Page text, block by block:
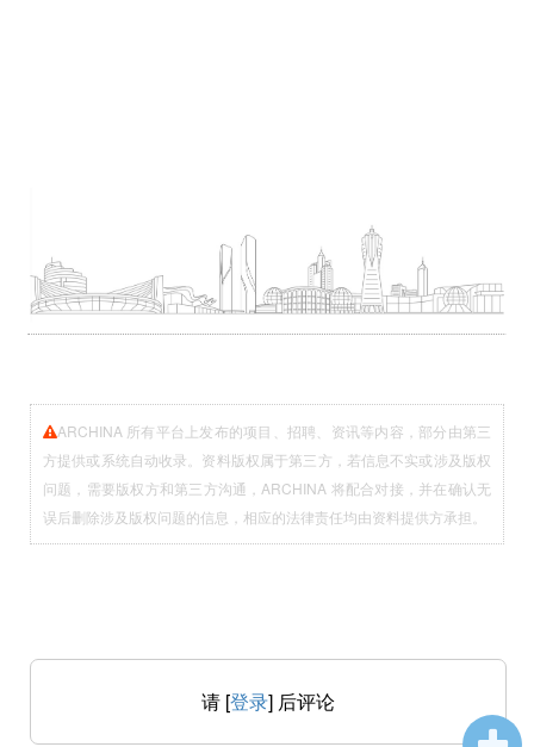
ARCHINA 所有平台上发布的项目、招聘、资讯等内容，部分由第三
方提供或系统自动收录。资料版权属于第三方，若信息不实或涉及版权
问题，需要版权方和第三方沟通，ARCHINA 将配合对接，并在确认无
误后删除涉及版权问题的信息，相应的法律责任均由资料提供方承担。
请 [登录] 后评论